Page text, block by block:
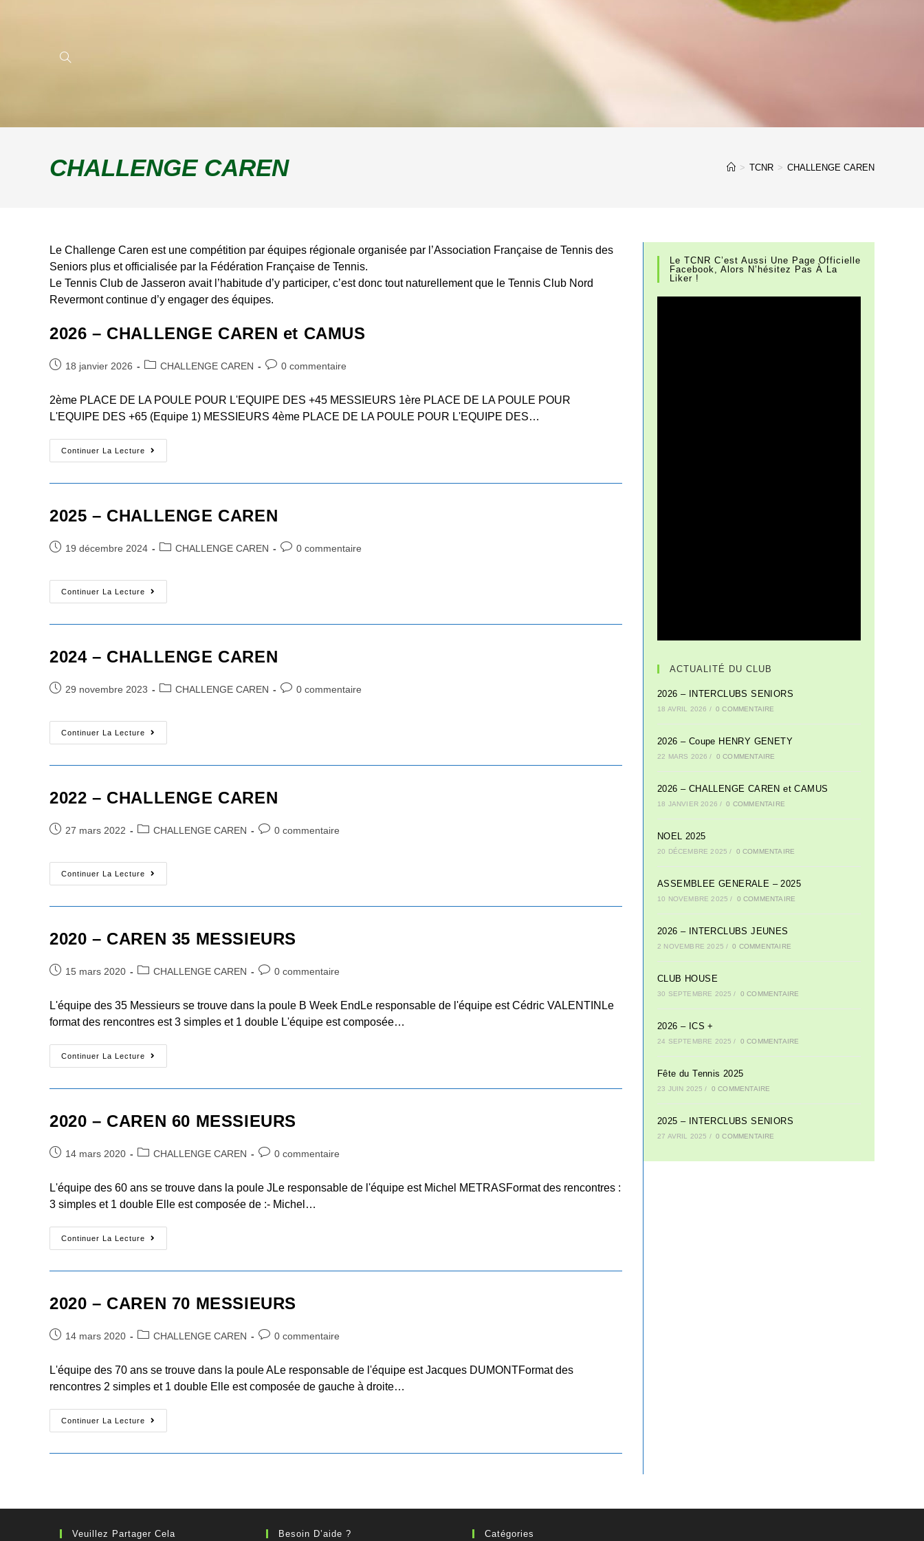
CHALLENGE CAREN > TCNR > CHALLENGE CAREN
Le Challenge Caren est une compétition par équipes régionale organisée par l’Association Française de Tennis des
Seniors plus et officialisée par la Fédération Française de Tennis.
Le Tennis Club de Jasseron avait l’habitude d’y participer, c’est donc tout naturellement que le Tennis Club Nord
Revermont continue d’y engager des équipes.
2026 – CHALLENGE CAREN et CAMUS
Post18 janvier 2026
PostCHALLENGE CAREN
Post0 commentaire
2ème PLACE DE LA POULE POUR L'EQUIPE DES +45 MESSIEURS 1ère PLACE DE LA POULE POUR
L'EQUIPE DES +65 (Equipe 1) MESSIEURS 4ème PLACE DE LA POULE POUR L'EQUIPE DES…
Continuer La Lecture
–
CAMUS
2025 – CHALLENGE CAREN
Post19 décembre 2024
PostCHALLENGE CAREN
Post0 commentaire
Continuer La Lecture
–
2024 – CHALLENGE CAREN
Post29 novembre 2023
PostCHALLENGE CAREN
Post0 commentaire
Continuer La Lecture
–
2022 – CHALLENGE CAREN
Post27 mars 2022
PostCHALLENGE CAREN
Post0 commentaire
Continuer La Lecture
–
2020 – CAREN 35 MESSIEURS
Post15 mars 2020
PostCHALLENGE CAREN
Post0 commentaire
L'équipe des 35 Messieurs se trouve dans la poule B Week EndLe responsable de l'équipe est Cédric VALENTINLe
format des rencontres est 3 simples et 1 double L'équipe est composée…
Continuer La Lecture
–
2020 – CAREN 60 MESSIEURS
Post14 mars 2020
PostCHALLENGE CAREN
Post0 commentaire
L'équipe des 60 ans se trouve dans la poule JLe responsable de l'équipe est Michel METRASFormat des rencontres :
3 simples et 1 double Elle est composée de :- Michel…
Continuer La Lecture
–
2020 – CAREN 70 MESSIEURS
Post14 mars 2020
PostCHALLENGE CAREN
Post0 commentaire
L'équipe des 70 ans se trouve dans la poule ALe responsable de l'équipe est Jacques DUMONTFormat des
rencontres 2 simples et 1 double Elle est composée de gauche à droite…
Continuer La Lecture
–
Le TCNR C’est Aussi Une Page Officielle
Facebook, Alors N’hésitez Pas À La
Liker !
ACTUALITÉ DU CLUB
2026 – INTERCLUBS SENIORS
18 AVRIL 2026 / 0 COMMENTAIRE
2026 – Coupe HENRY GENETY
22 MARS 2026 / 0 COMMENTAIRE
2026 – CHALLENGE CAREN et CAMUS
18 JANVIER 2026 / 0 COMMENTAIRE
NOEL 2025
20 DÉCEMBRE 2025 / 0 COMMENTAIRE
ASSEMBLEE GENERALE – 2025
10 NOVEMBRE 2025 / 0 COMMENTAIRE
2026 – INTERCLUBS JEUNES
2 NOVEMBRE 2025 / 0 COMMENTAIRE
CLUB HOUSE
30 SEPTEMBRE 2025 / 0 COMMENTAIRE
2026 – ICS +
24 SEPTEMBRE 2025 / 0 COMMENTAIRE
Fête du Tennis 2025
23 JUIN 2025 / 0 COMMENTAIRE
2025 – INTERCLUBS SENIORS
27 AVRIL 2025 / 0 COMMENTAIRE
Veuillez Partager Cela Besoin D’aide ? Catégories